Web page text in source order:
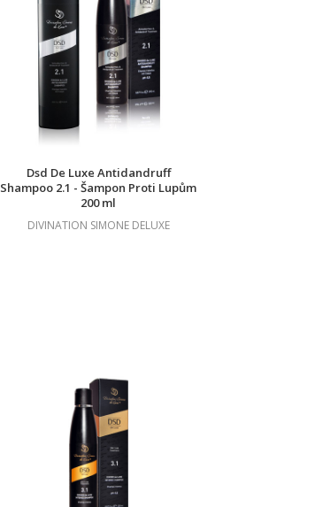
Dsd De Luxe Antidandruff
Shampoo 2.1 - Šampon Proti Lupům
200 ml
DIVINATION SIMONE DELUXE